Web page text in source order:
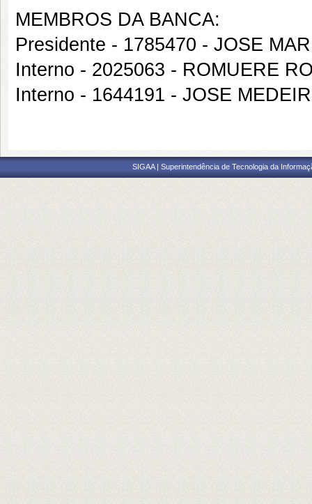
MEMBROS DA BANCA:
Presidente - 1785470 - JOSE
Interno - 2025063 - ROMUERE
Interno - 1644191 - JOSE
SIGAA | Superintendência de Tecnologia da